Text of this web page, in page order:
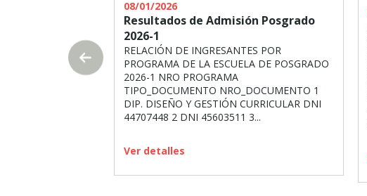
08/01/2026
Resultados de Admisión Posgrado
2026-1
RELACIÓN DE INGRESANTES POR
PROGRAMA DE LA ESCUELA DE POSGRADO
2026-1 NRO PROGRAMA
TIPO_DOCUMENTO NRO_DOCUMENTO 1
DIP. DISEÑO Y GESTIÓN CURRICULAR DNI
44707448 2 DNI 45603511 3...
Ver detalles